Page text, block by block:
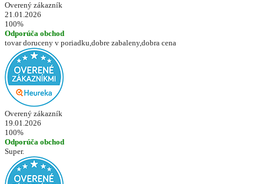
Overený zákazník
21.01.2026
100%
Odporúča obchod
tovar doruceny v poriadku,dobre zabaleny,dobra cena
Overený zákazník
19.01.2026
100%
Odporúča obchod
Super.